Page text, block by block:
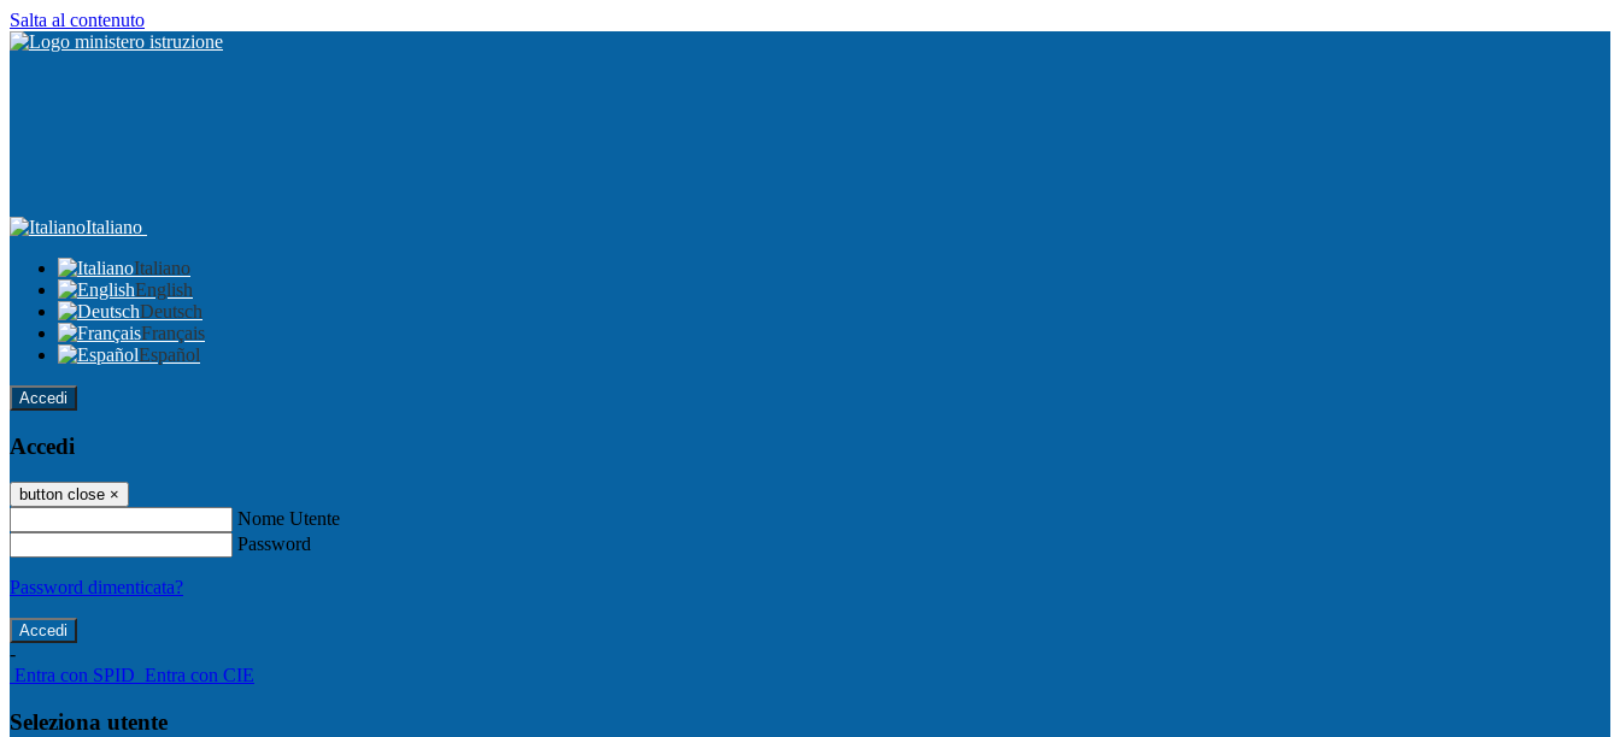
Salta al contenuto
Italiano
Italiano
English
Deutsch
Français
Español
Accedi
Accedi
button close ×
Nome Utente
Password
Password dimenticata?
-
Entra con SPID Entra con CIE
Seleziona utente